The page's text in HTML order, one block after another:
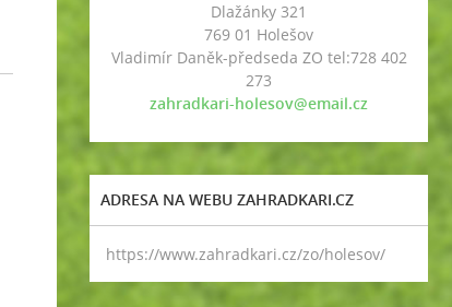
Dlažánky 321
769 01 Holešov
Vladimír Daněk-předseda ZO tel:728 402
273
zahradkari-holesov@email.cz
ADRESA NA WEBU ZAHRADKARI.CZ
https://www.zahradkari.cz/zo/holesov/